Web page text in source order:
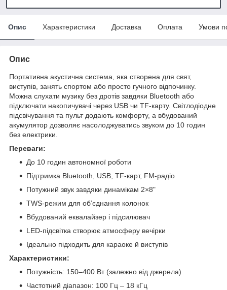
Опис Характеристики Доставка Оплата Умови
Опис
Портативна акустична система, яка створена для свят,
виступів, занять спортом або просто гучного відпочинку.
Можна слухати музику без дротів завдяки Bluetooth або
підключати накопичувачі через USB чи TF-карту. Світлодіодне
підсвічування та пульт додають комфорту, а вбудований
акумулятор дозволяє насолоджуватись звуком до 10 годин
без електрики.
Переваги:
До 10 годин автономної роботи
Підтримка Bluetooth, USB, TF-карт, FM-радіо
Потужний звук завдяки динамікам 2×8"
TWS-режим для об’єднання колонок
Вбудований еквалайзер і підсилювач
LED-підсвітка створює атмосферу вечірки
Ідеально підходить для караоке й виступів
Характеристики:
Потужність: 150–400 Вт (залежно від джерела)
Частотний діапазон: 100 Гц – 18 кГц